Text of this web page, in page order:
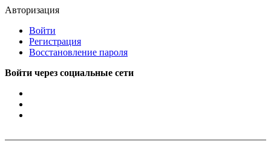
Авторизация
Войти
Регистрация
Восстановление пароля
Войти через социальные сети